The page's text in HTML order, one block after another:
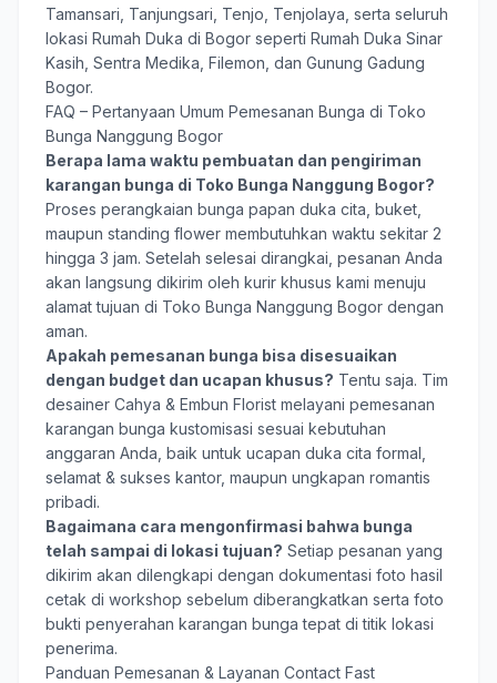
Tamansari, Tanjungsari, Tenjo, Tenjolaya, serta seluruh
lokasi Rumah Duka di Bogor seperti Rumah Duka Sinar
Kasih, Sentra Medika, Filemon, dan Gunung Gadung
Bogor.
FAQ – Pertanyaan Umum Pemesanan Bunga di Toko
Bunga Nanggung Bogor
Berapa lama waktu pembuatan dan pengiriman
karangan bunga di Toko Bunga Nanggung Bogor?
Proses perangkaian bunga papan duka cita, buket,
maupun standing flower membutuhkan waktu sekitar 2
hingga 3 jam. Setelah selesai dirangkai, pesanan Anda
akan langsung dikirim oleh kurir khusus kami menuju
alamat tujuan di Toko Bunga Nanggung Bogor dengan
aman.
Apakah pemesanan bunga bisa disesuaikan
dengan budget dan ucapan khusus? Tentu saja. Tim
desainer Cahya & Embun Florist melayani pemesanan
karangan bunga kustomisasi sesuai kebutuhan
anggaran Anda, baik untuk ucapan duka cita formal,
selamat & sukses kantor, maupun ungkapan romantis
pribadi.
Bagaimana cara mengonfirmasi bahwa bunga
telah sampai di lokasi tujuan? Setiap pesanan yang
dikirim akan dilengkapi dengan dokumentasi foto hasil
cetak di workshop sebelum diberangkatkan serta foto
bukti penyerahan karangan bunga tepat di titik lokasi
penerima.
Panduan Pemesanan & Layanan Contact Fast